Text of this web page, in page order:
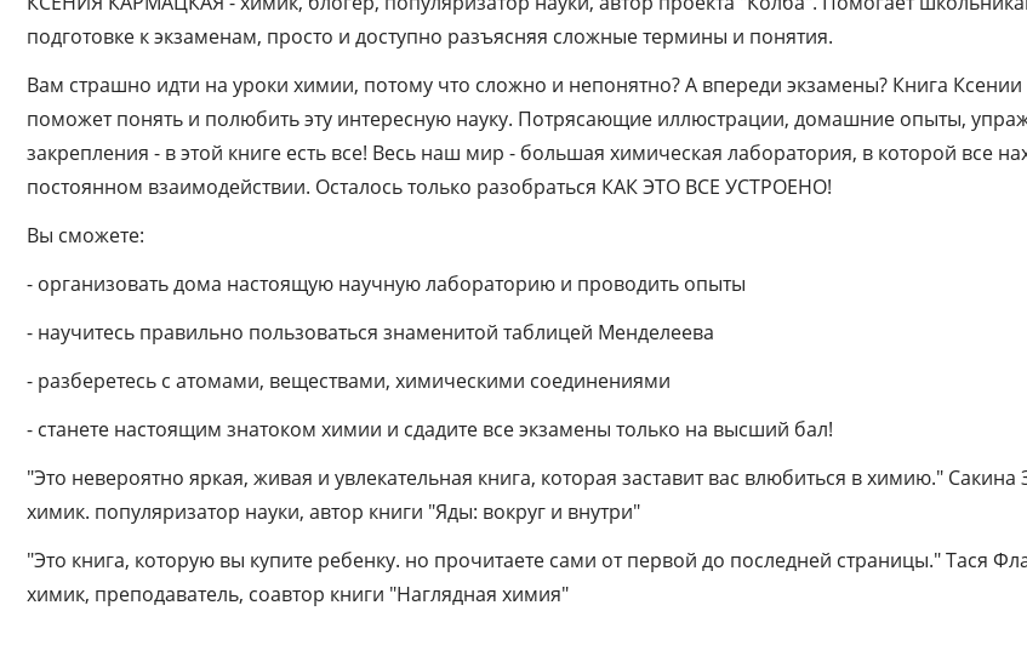
страницы." Тася Фламель, химик,
соавтор книги "Наглядная химия"
подготовке к экзаменам, просто и доступно разъясняя сложные термины и понятия.
Вам страшно идти на уроки химии, потому что сложно и непонятно? А впереди экзамены? Книга
поможет понять и полюбить эту интересную науку. Потрясающие иллюстрации, домашние опыты,
закрепления - в этой книге есть все! Весь наш мир - большая химическая лаборатория, в которой все
постоянном взаимодействии. Осталось только разобраться КАК ЭТО ВСЕ УСТРОЕНО!
Вы сможете:
- организовать дома настоящую научную лабораторию и проводить опыты
- научитесь правильно пользоваться знаменитой таблицей Менделеева
- разберетесь с атомами, веществами, химическими соединениями
- станете настоящим знатоком химии и сдадите все экзамены только на высший бал!
"Это невероятно яркая, живая и увлекательная книга, которая заставит вас влюбиться в химию." Сакина
химик. популяризатор науки, автор книги "Яды: вокруг и внутри"
"Это книга, которую вы купите ребенку. но прочитаете сами от первой до последней страницы." Тася
химик, преподаватель, соавтор книги "Наглядная химия"